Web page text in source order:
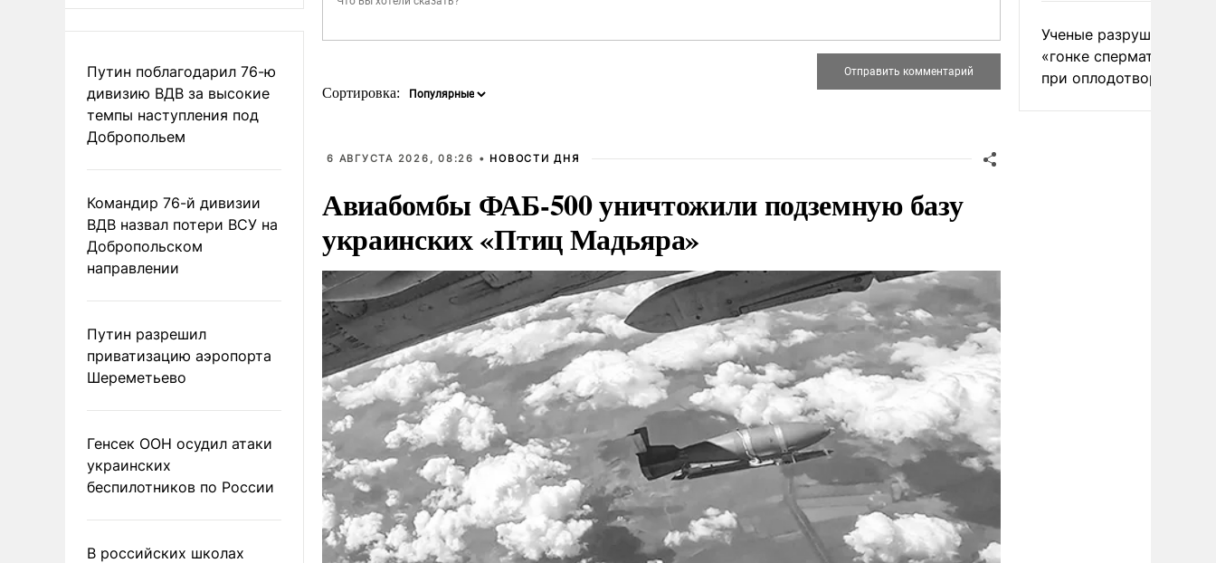
Путин поблагодарил 76-ю
дивизию ВДВ за высокие
темпы наступления под
Добропольем
Командир 76-й дивизии
ВДВ назвал потери ВСУ на
Добропольском
направлении
Путин разрешил
приватизацию аэропорта
Шереметьево
Генсек ООН осудил атаки
украинских
беспилотников по России
В российских школах
Сортировка:
6 АВГУСТА 2026, 08:26 • НОВОСТИ ДНЯ
Авиабомбы ФАБ-500 уничтожили подземную базу
украинских «Птиц Мадьяра»
Ученые разрушили миф
«гонке
при оплодотворении